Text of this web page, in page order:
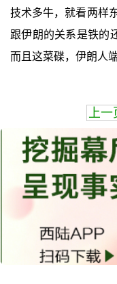
技术多牛，就看两样
跟伊朗的关系是铁的
而且这菜碟，伊朗人
上一